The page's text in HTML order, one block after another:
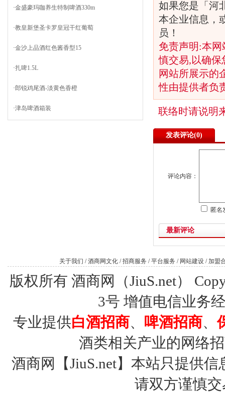
·金盛豪玛咖养生特制啤酒330m
·教皇新堡圣卡罗皇冠干红葡萄
·金沙上品酒红色酱香型15
·扎啤1.5L
·郎锐鸡尾酒-淡黄色香橙
·津岛啤酒箱装
如果您是「河
本企业信息，
员！
免责声明:本
慎交易,以确
网站所展示的
性由提供者负
联络时请说明
发表评论(0)
评论内容：
匿
最新评论
关于我们 /酒商网文化 /招商服务 /平台服务 / 网站建设 /加盟
版权所有 酒商网（JiuS.net）
3号 增值电信业务
专业提供白酒招商、 啤酒招商、
酒类相关产业的网络
酒商网【JiuS.net】本站只提供
请双方谨慎